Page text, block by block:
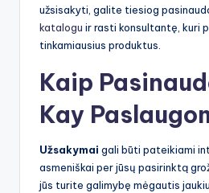
užsisakyti, galite tiesiog
katalogu ir rasti konsultantę, kuri
tinkamiausius produktus.
Kaip
Kay
Užsakymai gali būti pateikiami
asmeniškai per jūsų pasirinktą
jūs turite galimybę mėgautis